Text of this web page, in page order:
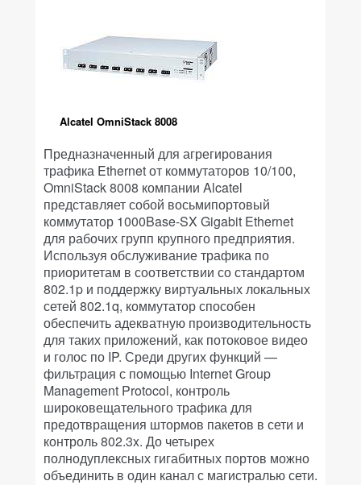
Alcatel OmniStack 8008
Предназначенный для агрегирования
трафика Ethernet от коммутаторов 10/100,
OmniStack 8008 компании Alcatel
представляет собой восьмипортовый
коммутатор 1000Base-SX Gigabit Ethernet
для рабочих групп крупного предприятия.
Используя обслуживание трафика по
приоритетам в соответствии со стандартом
802.1p и поддержку виртуальных локальных
сетей 802.1q, коммутатор способен
обеспечить адекватную производительность
для таких приложений, как потоковое видео
и голос по IP. Среди других функций —
фильтрация с помощью Internet Group
Management Protocol, контроль
широковещательного трафика для
предотвращения штормов пакетов в сети и
контроль 802.3x. До четырех
полнодуплексных гигабитных портов можно
объединить в один канал с магистралью сети.